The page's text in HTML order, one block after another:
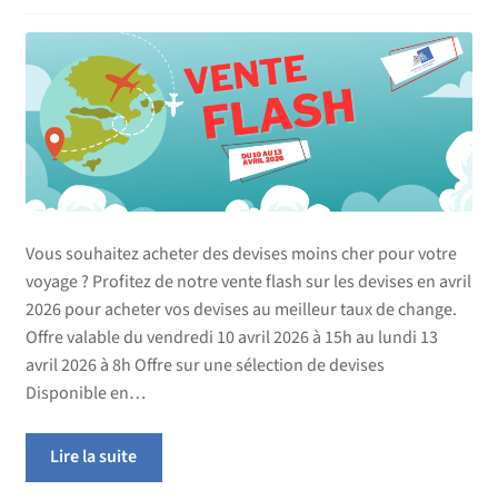
Vous souhaitez acheter des devises moins cher pour votre
voyage ? Profitez de notre vente flash sur les devises en avril
2026 pour acheter vos devises au meilleur taux de change.
Offre valable du vendredi 10 avril 2026 à 15h au lundi 13
avril 2026 à 8h Offre sur une sélection de devises
Disponible en…
Lire la suite